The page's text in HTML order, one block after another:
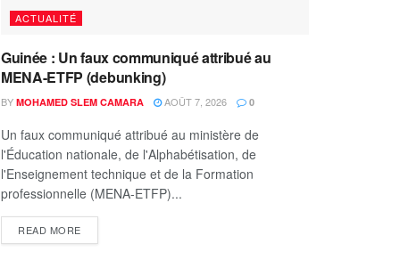
ACTUALITÉ
Guinée : Un faux communiqué attribué au
MENA-ETFP (debunking)
BY MOHAMED SLEM CAMARA AOÛT 7, 2026 0
Un faux communiqué attribué au ministère de
l'Éducation nationale, de l'Alphabétisation, de
l'Enseignement technique et de la Formation
professionnelle (MENA-ETFP)...
READ MORE